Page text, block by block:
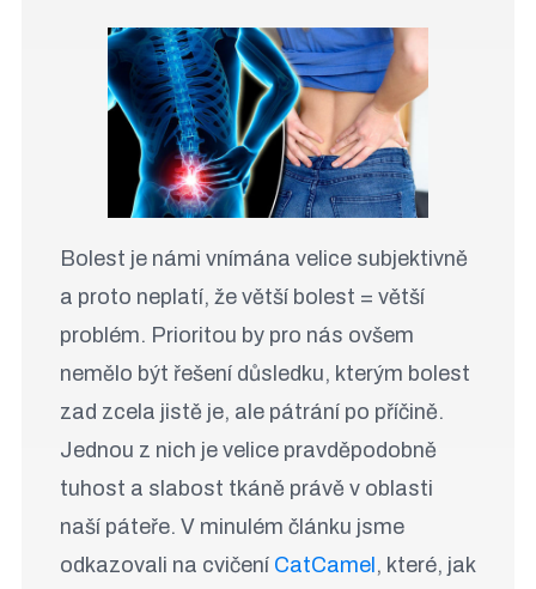
Bolest je námi vnímána velice subjektivně
a proto neplatí, že větší bolest = větší
problém. Prioritou by pro nás ovšem
nemělo být řešení důsledku, kterým bolest
zad zcela jistě je, ale pátrání po příčině.
Jednou z nich je velice pravděpodobně
tuhost a slabost tkáně právě v oblasti
naší páteře. V minulém článku jsme
odkazovali na cvičení CatCamel, které, jak